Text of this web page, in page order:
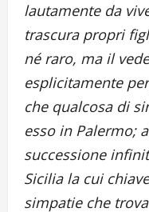
lautamente da
trascura propri
né raro, ma il
esplicitamente
che qualcosa di
esso in Palermo;
successione
Sicilia la cui
simpatie che